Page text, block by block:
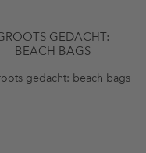
GEDACHT:
BEACH BAGS